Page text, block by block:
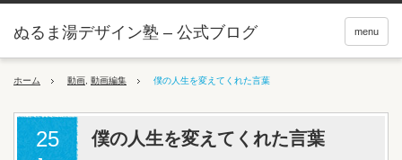
menu
ぬるま湯デザイン塾 – 公式ブログ
ホーム 動画 動画編集 僕の人生を変えてくれた言葉
25 僕の人生を変えてくれた言葉